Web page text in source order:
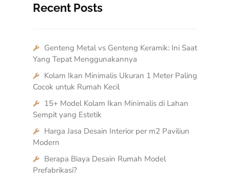
Recent Posts
Genteng Metal vs Genteng Keramik: Ini Saat
Yang Tepat Menggunakannya
Kolam Ikan Minimalis Ukuran 1 Meter Paling
Cocok untuk Rumah Kecil
15+ Model Kolam Ikan Minimalis di Lahan
Sempit yang Estetik
Harga Jasa Desain Interior per m2 Paviliun
Modern
Berapa Biaya Desain Rumah Model
Prefabrikasi?